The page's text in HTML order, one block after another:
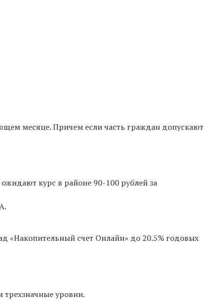
месяце.Причем если часть граждан допускают
ожидают курс в районе 90-100 рублей за
до 20.5% годовых
трехзначные уровни.